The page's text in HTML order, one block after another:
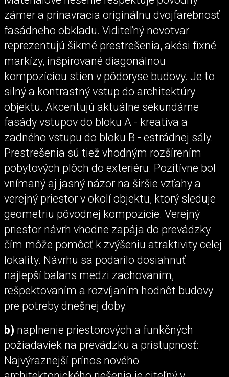
zámer a prinavracia originálnu dvojfarebnosť
fasádneho obkladu. Viditeľný novotvar
reprezentujú šikmé prestrešenia, akési fixné
markízy, inšpirované diagonálnou
kompozíciou stien v pôdoryse budovy. Je to
silný a kontrastný vstup do architektúry
objektu. Akcentujú aktuálne sekundárne
fasády vstupov do bloku A - kreatíva a
zadného vstupu do bloku B - estrádnej sály.
Prestrešenia sú tiež vhodným rozšírením
pobytových plôch do exteriéru. Pozitívne bol
vnímaný aj jasný názor na širšie vzťahy a
verejný priestor v okolí objektu, ktorý sleduje
geometriu pôvodnej kompozície. Verejný
priestor návrh vhodne zapája do prevádzky
čím môže pomôcť k zvýšeniu atraktivity celej
lokality. Návrhu sa podarilo dosiahnuť
najlepší balans medzi zachovaním,
rešpektovaním a rozvíjaním hodnôt budovy
pre potreby dnešnej doby.
b) naplnenie priestorových a funkčných
požiadaviek na prevádzku a prístupnosť:
Najvýraznejší prínos nového